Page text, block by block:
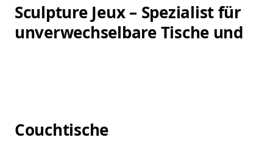
Sculpture Jeux – Spezialist für
unverwechselbare Tische und
Couchtische